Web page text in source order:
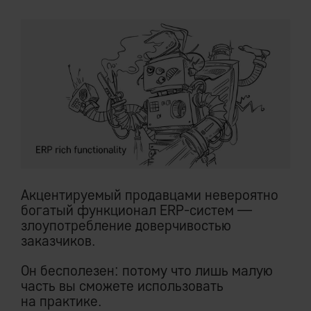
Акцентируемый продавцами невероятно
богатый функционал ERP-систем —
злоупотребление доверчивостью
заказчиков.
Он бесполезен: потому что лишь малую
часть вы сможете использовать
на практике.